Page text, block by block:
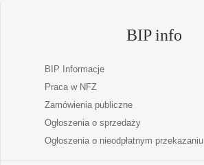
BIP info
BIP Informacje
Praca w NFZ
Zamówienia publiczne
Ogłoszenia o sprzedaży
Ogłoszenia o nieodpłatnym przekazaniu